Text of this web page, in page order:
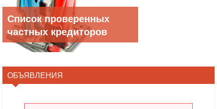
Список проверенных
частных кредиторов
ОБЪЯВЛЕНИЯ